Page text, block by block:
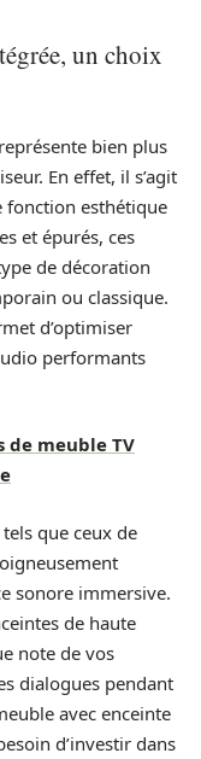
un choix
bien plus
En effet, il s’agit
fonction esthétique
et épurés, ces
de décoration
ou classique.
d’optimiser
performants
de meuble TV
que ceux de
sonore immersive.
de haute
note de vos
dialogues pendant
avec enceinte
d’investir dans